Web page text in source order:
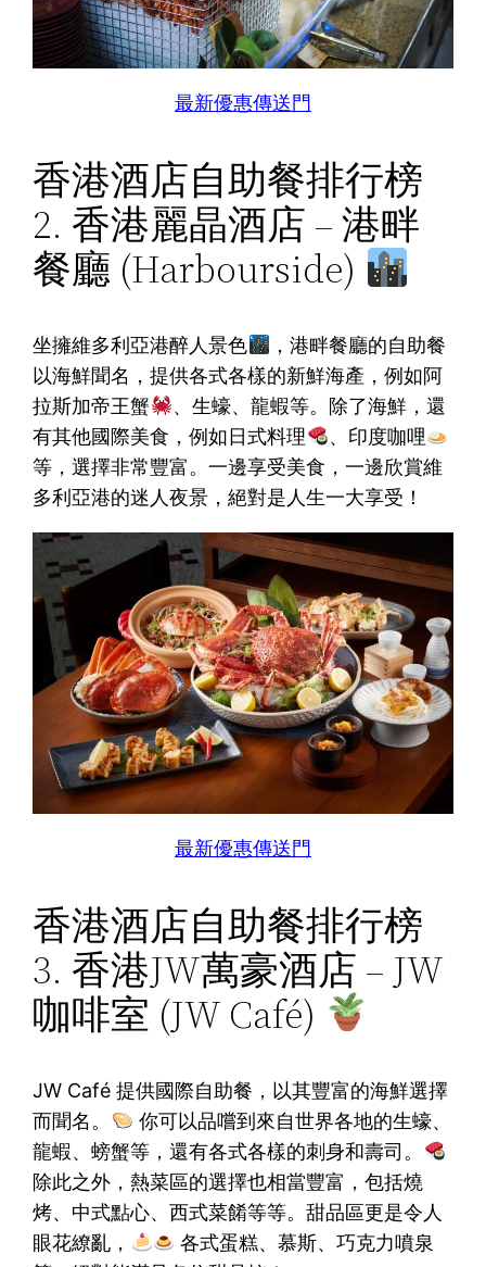
最新優惠傳送門
香港酒店自助餐排行榜
2. 香港麗晶酒店 – 港畔
餐廳 (Harbourside)
坐擁維多利亞港醉人景色
，港畔餐廳的自助餐
以海鮮聞名，提供各式各樣的新鮮海產，例如阿
拉斯加帝王蟹
、生蠔、龍蝦等。除了海鮮，還
有其他國際美食，例如日式料理
、印度咖哩
等，選擇非常豐富。一邊享受美食，一邊欣賞維
多利亞港的迷人夜景，絕對是人生一大享受！
最新優惠傳送門
香港酒店自助餐排行榜
3. 香港JW萬豪酒店 – JW
咖啡室 (JW Café)
JW Café 提供國際自助餐，以其豐富的海鮮選擇
而聞名。
你可以品嚐到來自世界各地的生蠔、
龍蝦、螃蟹等，還有各式各樣的刺身和壽司。
除此之外，熱菜區的選擇也相當豐富，包括燒
烤、中式點心、西式菜餚等等。甜品區更是令人
眼花繚亂，
各式蛋糕、慕斯、巧克力噴泉